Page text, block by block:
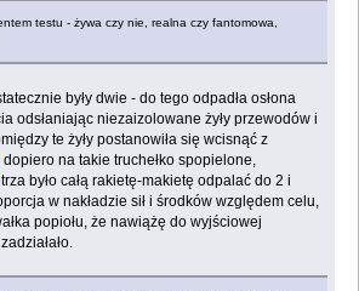
testu - żywa czy nie, realna czy fantomowa,
były dwie - do tego odpadła osłona
odsłaniając niezaizolowane żyły przewodów i
te żyły postanowiła się wcisnąć z
I dopiero na takie truchełko spopielone,
było całą rakietę-makietę odpalać do 2 i
w nakładzie sił i środków względem celu,
popiołu, że nawiążę do wyjściowej